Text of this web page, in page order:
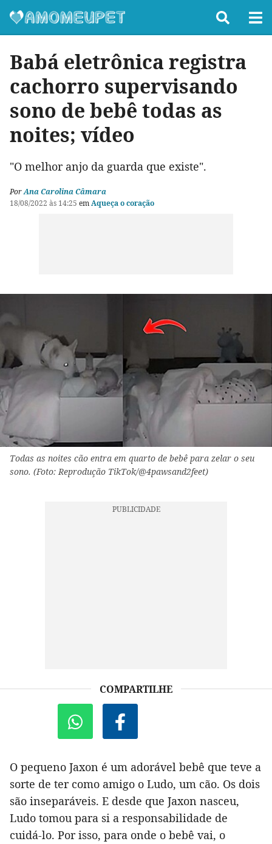
Babá eletrônica registra
cachorro supervisando
sono de bebê todas as
noites; vídeo
"O melhor anjo da guarda que existe".
PorAna Carolina Câmara
18/08/2022 às 14:25 emAqueça o coração
Todas as noites cão entra em quarto de bebê para zelar o seu
sono. (Foto: Reprodução TikTok/@4pawsand2feet)
COMPARTILHE
O pequeno Jaxon é um adorável bebê que teve a
sorte de ter como amigo o Ludo, um cão. Os dois
são inseparáveis. E desde que Jaxon nasceu,
Ludo tomou para si a responsabilidade de
cuidá-lo. Por isso, para onde o bebê vai, o